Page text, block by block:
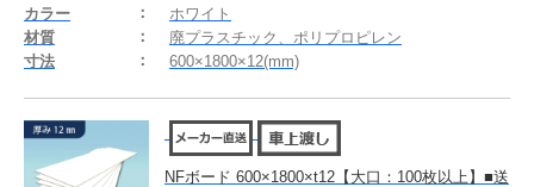
カラー
ホワイト
材質
廃プラスチック、ポリプロピレン
寸法
600×1800×12(mm)
NFボード 600×1800×t12【大口：100枚以上】■送